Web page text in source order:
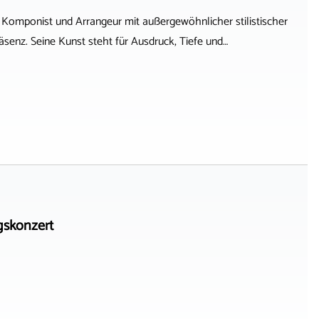
und Arrangeur mit außergewöhnlicher stilistischer
Seine Kunst steht für Ausdruck, Tiefe und…